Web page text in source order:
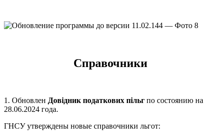
Справочники
1. Обновлен Довідник податкових пільг по состоянию на
28.06.2024 года.
ГНСУ утверждены новые справочники льгот: